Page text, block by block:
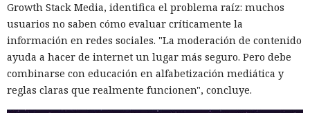
Growth Stack Media, identifica el problema raíz: muchos
usuarios no saben cómo evaluar críticamente la
información en redes sociales. "La moderación de contenido
ayuda a hacer de internet un lugar más seguro. Pero debe
combinarse con educación en alfabetización mediática y
reglas claras que realmente funcionen", concluye.